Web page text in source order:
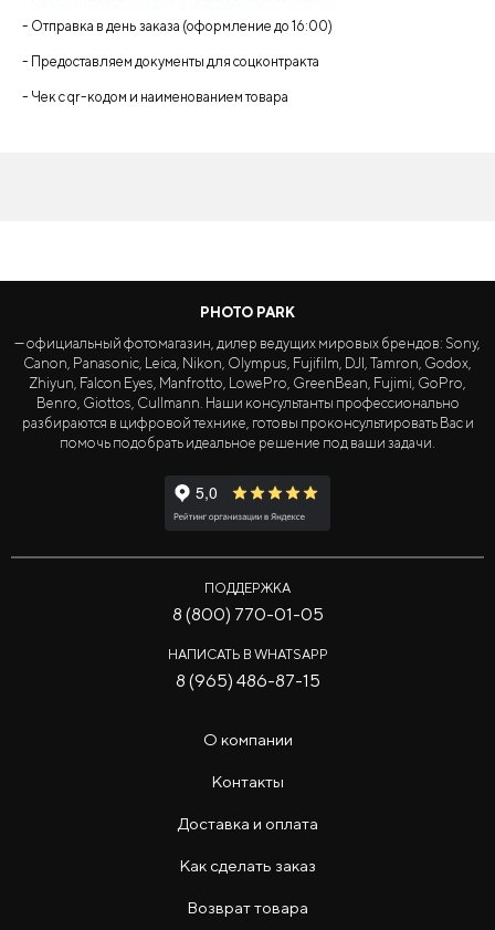
- Отправка в день заказа (оформление до 16:00)
- Предоставляем документы для соцконтракта
- Чек с qr-кодом и наименованием товара
PHOTO PARK
— официальный фотомагазин, дилер ведущих мировых брендов: Sony,
Canon, Panasonic, Leica, Nikon, Olympus, Fujifilm, DJI, Tamron, Godox,
Zhiyun, Falcon Eyes, Manfrotto, LowePro, GreenBean, Fujimi, GoPro,
Benro, Giottos, Cullmann. Наши консультанты профессионально
разбираются в цифровой технике, готовы проконсультировать Вас и
помочь подобрать идеальное решение под ваши задачи.
ПОДДЕРЖКА
8 (800) 770-01-05
НАПИСАТЬ В WHATSAPP
8 (965) 486-87-15
О компании
Контакты
Доставка и оплата
Как сделать заказ
Возврат товара